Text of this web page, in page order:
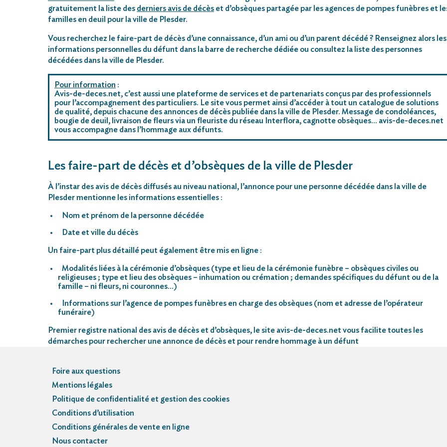
gratuitement la liste des derniers avis de décès et d’obsèques partagée par les agences de pompes funèbres et
familles en deuil pour la ville de Plesder.
Vous recherchez le faire-part de décès d’une connaissance, d’un ami ou d’un parent décédé ? Renseignez alors les
informations personnelles du défunt dans la barre de recherche dédiée ou consultez la liste des personnes
décédées dans la ville de Plesder.
Pour information :
Avis-de-deces.net, c’est aussi une plateforme de services et de partenariats conçus par des professionnels
pour l’accompagnement des particuliers. Le site vous permet ainsi d’accéder à tout un catalogue de solutions
de qualité, depuis chacune des annonces de décès publiée dans la ville de Plesder. Message de condoléances,
bougie de deuil, livraison de fleurs via un fleuriste du réseau Interflora, cagnotte obsèques… avis-de-deces.net
vous accompagne dans l’hommage aux défunts.
Les faire-part de décès et d’obsèques de la ville de Plesder
À l’instar des avis de décès diffusés au niveau national, l’annonce pour une personne décédée dans la ville de
Plesder mentionne les informations essentielles :
Nom et prénom de la personne décédée
Date et ville du décès
Un faire-part plus détaillé peut également être mis en ligne :
Modalités liées à la cérémonie d’obsèques (type et lieu de la cérémonie funèbre – obsèques civiles ou
religieuses ; type et lieu des obsèques – inhumation ou crémation ; demandes spécifiques du défunt ou de la
famille – ni fleurs, ni couronnes…)
Informations sur l’agence de pompes funèbres en charge des obsèques (nom et adresse de l’opérateur
funéraire)
Premier registre national des avis de décès et d’obsèques, le site avis-de-deces.net vous facilite toutes les
démarches pour rechercher une annonce de décès et pour rendre hommage à un défunt
Foire aux questions
Mentions légales
Politique de confidentialité et gestion des cookies
Conditions d’utilisation
Conditions générales de vente en ligne
Nous contacter